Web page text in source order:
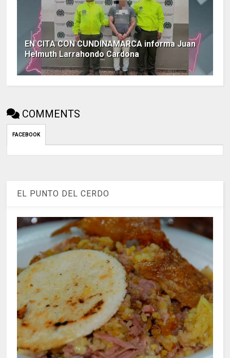
EN CITA CON CUNDINAMARCA informa Juan
Helmuth Larrahondo Cardona
COMMENTS
FACEBOOK
EL PUNTO DEL CERDO